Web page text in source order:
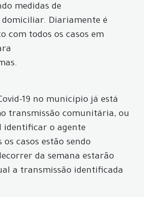
medidas de
Diariamente é
com todos os casos em
19 no município já está
transmissão comunitária, ou
identificar o agente
casos estão sendo
da semana estarão
a transmissão identificada